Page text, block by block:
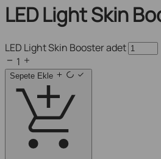
LED Light Skin
LED Light Skin Booster adet
1
Sepete Ekle